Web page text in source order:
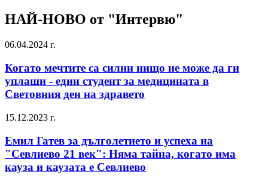
НАЙ-НОВО от "Интервю"
06.04.2024 г.
Когато мечтите са силни нищо не може да ги
уплаши - един студент за медицината в
Световния ден на здравето
15.12.2023 г.
Емил Гатев за дълголетието и успеха на
"Севлиево 21 век": Няма тайна, когато има
кауза и каузата е Севлиево